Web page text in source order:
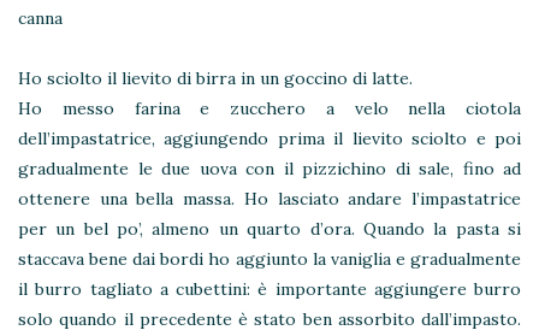
canna
Ho sciolto il lievito di birra in un goccino di latte.
Ho messo farina e zucchero a velo nella ciotola
dell’impastatrice, aggiungendo prima il lievito sciolto e poi
gradualmente le due uova con il pizzichino di sale, fino ad
ottenere una bella massa. Ho lasciato andare l’impastatrice
per un bel po’, almeno un quarto d’ora. Quando la pasta si
staccava bene dai bordi ho aggiunto la vaniglia e gradualmente
il burro tagliato a cubettini: è importante aggiungere burro
solo quando il precedente è stato ben assorbito dall’impasto.